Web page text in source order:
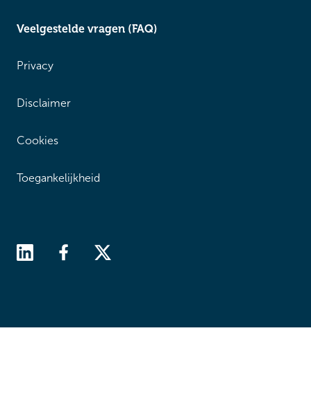
Veelgestelde vragen (FAQ)
Privacy
Disclaimer
Cookies
Toegankelijkheid